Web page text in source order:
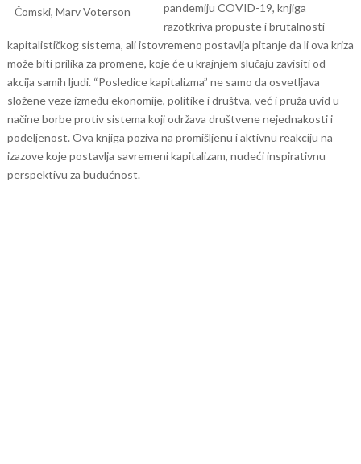
pandemiju COVID-19, knjiga
razotkriva propuste i brutalnosti
kapitalističkog sistema, ali istovremeno postavlja pitanje da li ova kriza
može biti prilika za promene, koje će u krajnjem slučaju zavisiti od
akcija samih ljudi. “Posledice kapitalizma” ne samo da osvetljava
složene veze između ekonomije, politike i društva, već i pruža uvid u
načine borbe protiv sistema koji održava društvene nejednakosti i
podeljenost. Ova knjiga poziva na promišljenu i aktivnu reakciju na
izazove koje postavlja savremeni kapitalizam, nudeći inspirativnu
perspektivu za budućnost.